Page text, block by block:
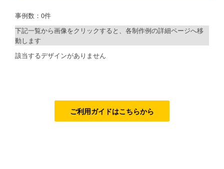
キャンセルについて
FAQ（よくあるご質問）
制作プランで探す
シルバーコース
事例数：0件
下記一覧から画像をクリックすると、各制作例の詳細ページへ移
動します
該当するデザインがありません
ご利用ガイドはこちらから